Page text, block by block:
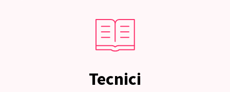
Tecnici